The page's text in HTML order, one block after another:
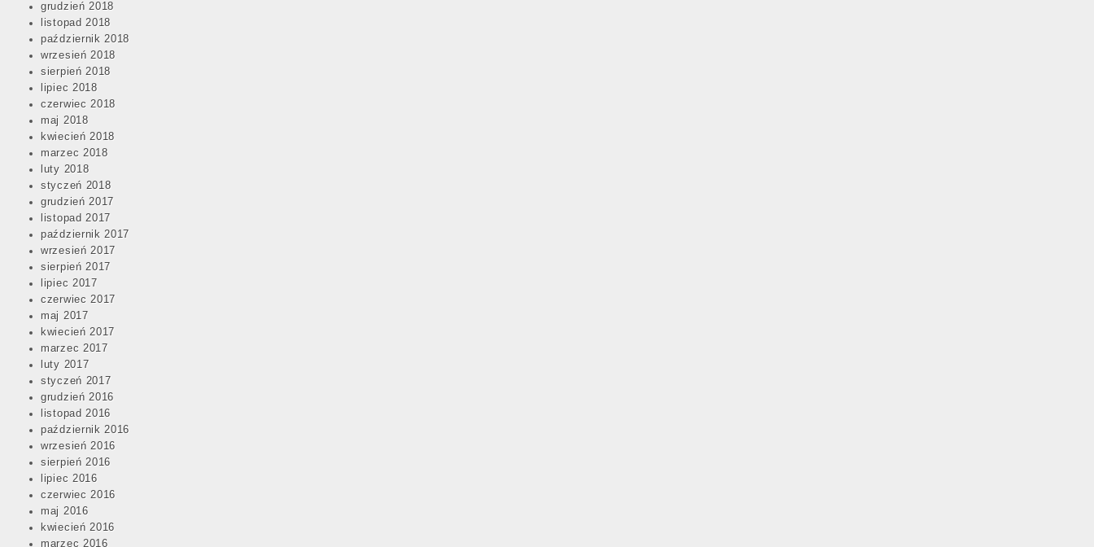
grudzień 2018
listopad 2018
październik 2018
wrzesień 2018
sierpień 2018
lipiec 2018
czerwiec 2018
maj 2018
kwiecień 2018
marzec 2018
luty 2018
styczeń 2018
grudzień 2017
listopad 2017
październik 2017
wrzesień 2017
sierpień 2017
lipiec 2017
czerwiec 2017
maj 2017
kwiecień 2017
marzec 2017
luty 2017
styczeń 2017
grudzień 2016
listopad 2016
październik 2016
wrzesień 2016
sierpień 2016
lipiec 2016
czerwiec 2016
maj 2016
kwiecień 2016
marzec 2016